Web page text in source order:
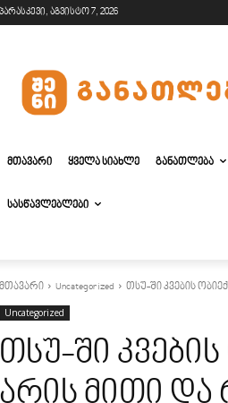
პარასკევი, აგვისტო 7, 2026
ᲛᲗᲐᲕᲐᲠᲘ ᲧᲕᲔᲚᲐ ᲡᲘᲐᲮᲚᲔ ᲒᲐᲜᲐᲗᲚᲔᲑᲐ
ᲡᲐᲡᲬᲐᲕᲚᲔᲑᲚᲔᲑᲘ
მთავარი Uncategorized თსუ-ში კვების
Uncategorized
თსუ-ში
არის მითი